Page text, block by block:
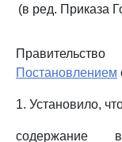
(в ред. Приказа
Постановлением
1. Установило,
содержание